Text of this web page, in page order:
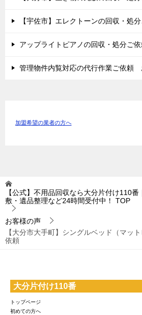
【宇佐市】エレクトーンの回収・処
アップライトピアノの回収・処分ご
管理物件内覧対応の代行作業ご依頼
加盟希望の業者の方へ
【公式】不用品回収なら大分片付け110
敷・遺品整理など24時間受付中！
TOP
お客様の声
【大分市大手町】シングルベッド（マッ
依頼
大分片付け110番
トップページ
初めての方へ